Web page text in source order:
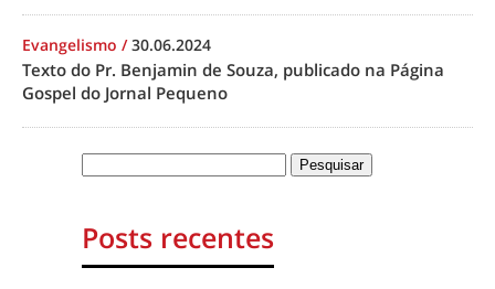
Evangelismo /30.06.2024
Texto do Pr. Benjamin de Souza, publicado na Página
Gospel do Jornal Pequeno
Posts recentes